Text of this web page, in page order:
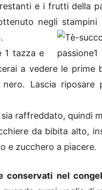
e i frutti della
negli
1 tazza e
a vedere le prime
Lascia
sia raffreddato, quindi
da bibita alto,
e zucchero a piacere.
conservati nel